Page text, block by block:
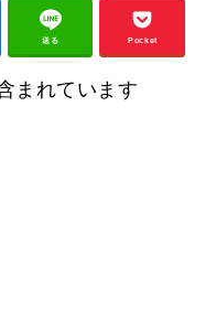
送る Pocket
まれています